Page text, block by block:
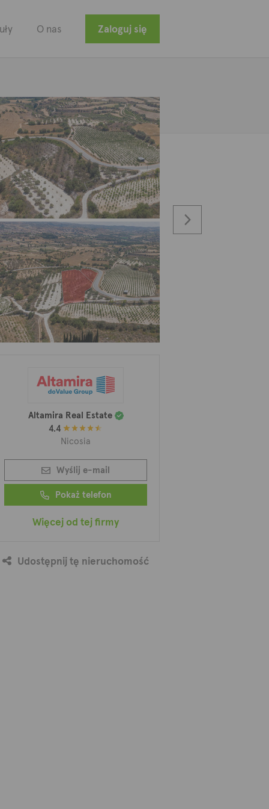
O nas Zaloguj się
Altamira Real Estate
4.4
Nicosia
Wyślij e-mail
Pokaż telefon
Więcej od tej firmy
Udostępnij tę nieruchomość